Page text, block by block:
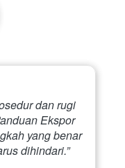
Ekspor
yang benar
dihindari.”